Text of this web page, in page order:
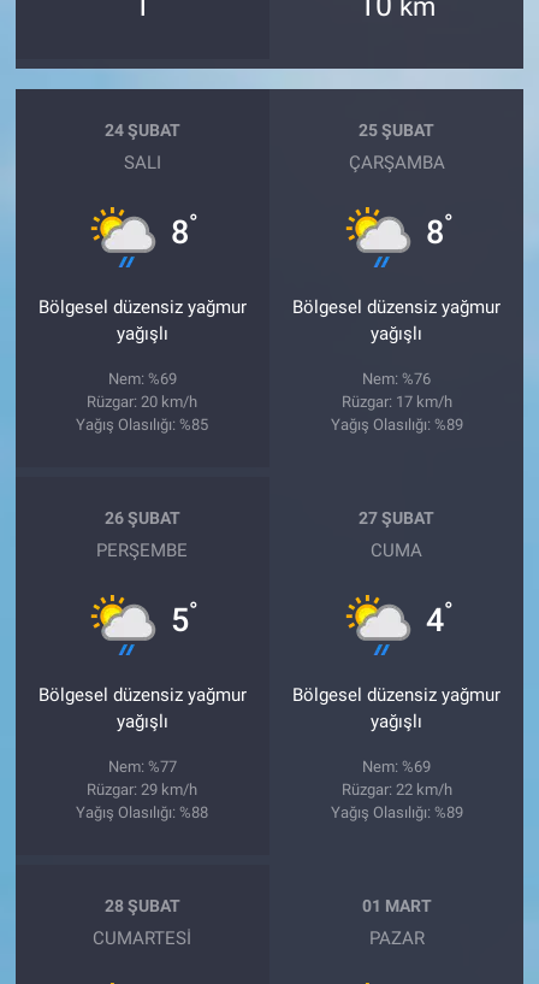
km
24 ŞUBAT
SALI
8°
Bölgesel düzensiz yağmur
yağışlı
Nem: %69
Rüzgar: 20 km/h
Yağış Olasılığı: %85
25 ŞUBAT
ÇARŞAMBA
8°
Bölgesel düzensiz yağmur
yağışlı
Nem: %76
Rüzgar: 17 km/h
Yağış Olasılığı: %89
26 ŞUBAT
PERŞEMBE
5°
Bölgesel düzensiz yağmur
yağışlı
Nem: %77
Rüzgar: 29 km/h
Yağış Olasılığı: %88
27 ŞUBAT
CUMA
4°
Bölgesel düzensiz yağmur
yağışlı
Nem: %69
Rüzgar: 22 km/h
Yağış Olasılığı: %89
28 ŞUBAT
CUMARTESI
01 MART
PAZAR